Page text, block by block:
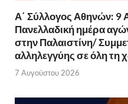
Α΄ Σύλλογος Αθηνών: 9
Πανελλαδική ημέρα
στην Παλαιστίνη/
αλληλεγγύης σε όλη τη
7 Αυγούστου 2026